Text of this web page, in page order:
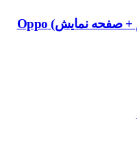
راهنمای تعویض ال سی دی (فریم + صفحه نمایش) Oppo